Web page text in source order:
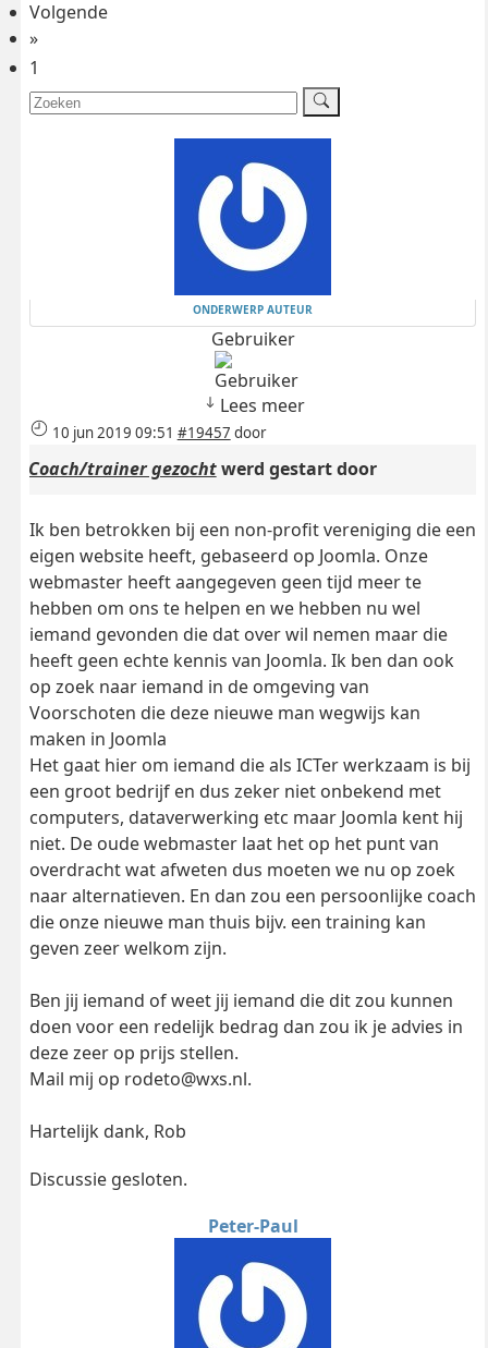
Volgende
»
1
ONDERWERP AUTEUR
Gebruiker
Lees meer
10 jun 2019 09:51 #19457 door
Coach/trainer gezochtwerd gestart door
Ik ben betrokken bij een non-profit vereniging die een
eigen website heeft, gebaseerd op Joomla. Onze
webmaster heeft aangegeven geen tijd meer te
hebben om ons te helpen en we hebben nu wel
iemand gevonden die dat over wil nemen maar die
heeft geen echte kennis van Joomla. Ik ben dan ook
op zoek naar iemand in de omgeving van
Voorschoten die deze nieuwe man wegwijs kan
maken in Joomla
Het gaat hier om iemand die als ICTer werkzaam is bij
een groot bedrijf en dus zeker niet onbekend met
computers, dataverwerking etc maar Joomla kent hij
niet. De oude webmaster laat het op het punt van
overdracht wat afweten dus moeten we nu op zoek
naar alternatieven. En dan zou een persoonlijke coach
die onze nieuwe man thuis bijv. een training kan
geven zeer welkom zijn.
Ben jij iemand of weet jij iemand die dit zou kunnen
doen voor een redelijk bedrag dan zou ik je advies in
deze zeer op prijs stellen.
Mail mij op rodeto@wxs.nl.
Hartelijk dank, Rob
Discussie gesloten.
Peter-Paul